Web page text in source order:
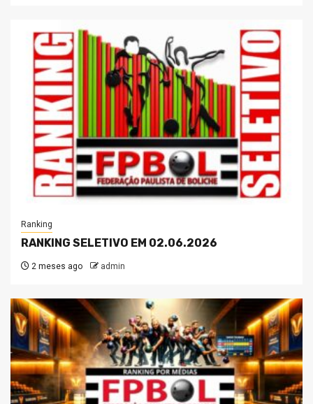
Ranking
RANKING SELETIVO EM 02.06.2026
2 meses ago admin